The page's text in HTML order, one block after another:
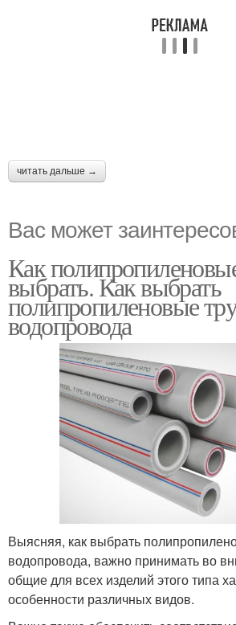
читать дальше →
Вас может
Как
выбрать. Как выбрать
полипропиленовые
водопровода
Выясняя, как выбрать
водопровода, важно принимать во
общие для всех изделий этого типа
особенности различных видов.